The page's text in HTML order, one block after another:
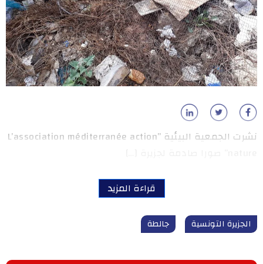
نشرت الجمعية البيئية ”L’association méditerranée action
قراءة المزيد
الجزيرة التونسية جالطة